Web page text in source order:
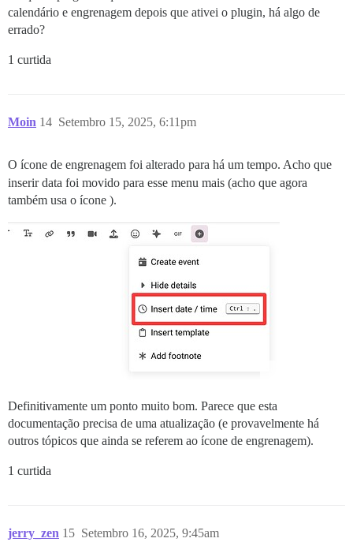
calendário e engrenagem depois que ativei o plugin, há algo de
errado?
1 curtida
Moin Setembro 15, 2025, 6:11pm
14
O ícone de engrenagem foi alterado para há um tempo. Acho que
inserir data foi movido para esse menu mais (acho que agora
também usa o ícone ).
Definitivamente um ponto muito bom. Parece que esta
documentação precisa de uma atualização (e provavelmente há
outros tópicos que ainda se referem ao ícone de engrenagem).
1 curtida
jerry_zen Setembro 16, 2025, 9:45am
15